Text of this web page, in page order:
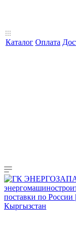
Каталог Оплата